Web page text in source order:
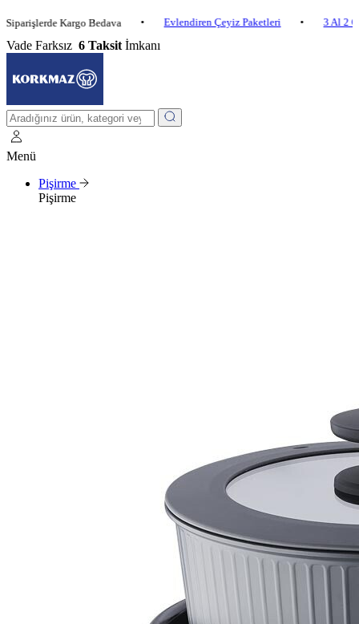
Kargo Bedava • Evlendiren Çeyiz Paketleri • 3 Al 2 Öde •
Vade Farksız 6 Taksit İmkanı
Menü
Pişirme
Pişirme